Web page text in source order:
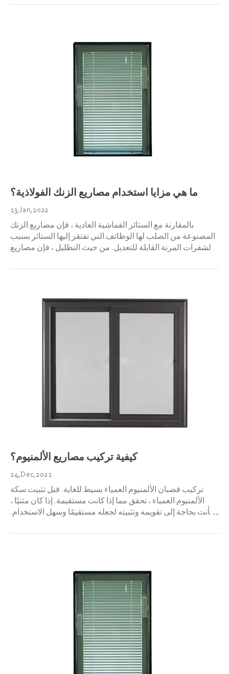
7.5 سم والإطار الخارجي 20 * 40 أنبوب مربع مسطح. ومع ذلك ،
ما هي مزايا استخدام مصاريع الزنك الفولاذية؟
13,Jan,2022
بالمقارنة مع الستائر القماشية العادية ، فإن مصاريع الزنك
المصنوعة من الصلب لها الوظائف التي تفتقر إليها الستائر بسبب
الشفرات المرنة القابلة للتعديل. من حيث التظليل ، فإن مصاريع
تنظم الضوء الداخلي. فيما يتعلق بالتهوية ، فإن التثبيت ال...
كيفية تركيب مصاريع الألمنيوم؟
24,Dec,2021
تركيب قضبان الألمنيوم العمياء بسيط للغاية. قبل تثبيت سكة
الألمنيوم العمياء ، تحقق مما إذا كانت مستقيمة. إذا كان مثنيًا ،
فأنت بحاجة إلى تقويمه وتثبيته لجعله مستقيمًا وسهل الاستخدام.
أولاً ، بينما يمكن تثبيت صناديق الستائر ذات الألوان الدا...